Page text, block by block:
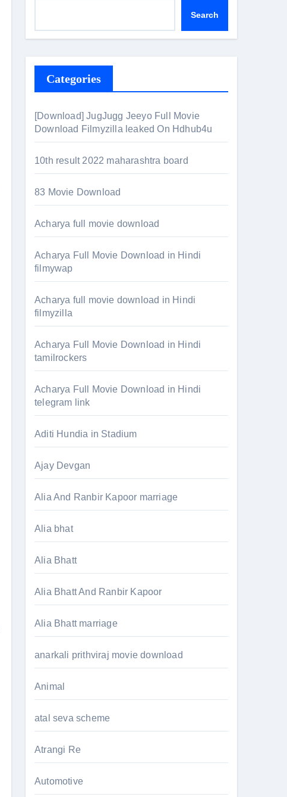
Search
Categories
[Download] JugJugg Jeeyo Full Movie
Download Filmyzilla leaked On Hdhub4u
10th result 2022 maharashtra board
83 Movie Download
Acharya full movie download
Acharya Full Movie Download in Hindi
filmywap
Acharya full movie download in Hindi
filmyzilla
Acharya Full Movie Download in Hindi
tamilrockers
Acharya Full Movie Download in Hindi
telegram link
Aditi Hundia in Stadium
Ajay Devgan
Alia And Ranbir Kapoor marriage
Alia bhat
Alia Bhatt
Alia Bhatt And Ranbir Kapoor
Alia Bhatt marriage
anarkali prithviraj movie download
Animal
atal seva scheme
Atrangi Re
Automotive